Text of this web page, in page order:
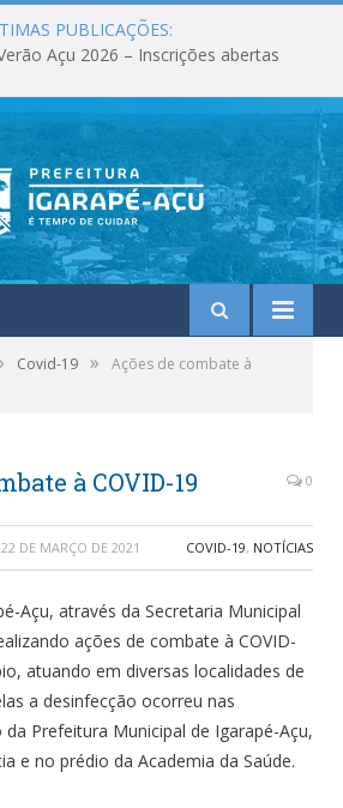
PUBLICAÇÕES:
Açu 2026 – Inscrições abertas
Covid-19 »
Ações de combate à
à COVID-19 0
22 DE MARÇO DE 2021 COVID-19, NOTÍCIAS
Açu, através da Secretaria Municipal
ações de combate à COVID-
atuando em diversas localidades de
a desinfecção ocorreu nas
Prefeitura Municipal de Igarapé-Açu,
e no prédio da Academia da Saúde.